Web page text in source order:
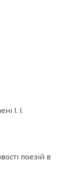
І. І.
поезій в